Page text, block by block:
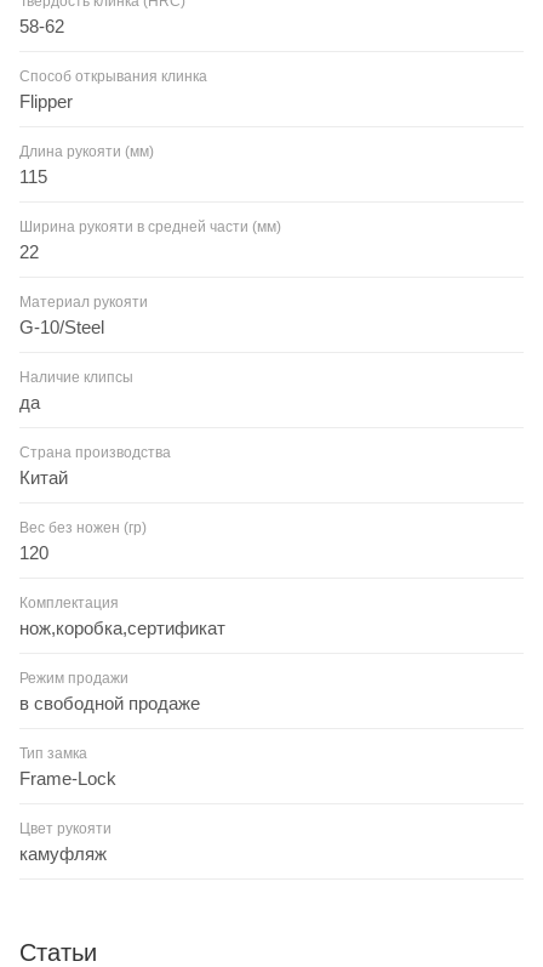
58-62
Способ открывания клинка
Flipper
Длина рукояти (мм)
115
Ширина рукояти в средней части (мм)
22
Материал рукояти
G-10/Steel
Наличие клипсы
да
Страна производства
Китай
Вес без ножен (гр)
120
Комплектация
нож,коробка,сертификат
Режим продажи
в свободной продаже
Тип замка
Frame-Lock
Цвет рукояти
камуфляж
Статьи